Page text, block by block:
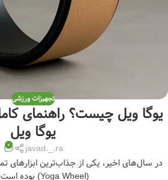
تجهیزات ورزشی
یوگا ویل چیست؟ راهنمای
یوگا ویل
javad._.ra
0
در سال‌های اخیر، یکی از جذاب‌ترین ابزارهای
(Yoga Wheel) بوده است. این...